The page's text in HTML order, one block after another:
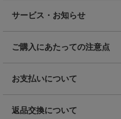
サービス・お知らせ
ご購入にあたっての注意点
お支払いについて
返品交換について